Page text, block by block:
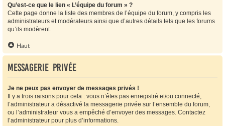
Qu’est-ce que le lien « L’équipe du forum » ?
Cette page donne la liste des membres de l’équipe du forum, y compris les
administrateurs et modérateurs ainsi que d’autres détails tels que les forums
qu’ils modèrent.
Haut
Messagerie privée
Je ne peux pas envoyer de messages privés !
Il y a trois raisons pour cela : vous n’êtes pas enregistré et/ou connecté,
l’administrateur a désactivé la messagerie privée sur l’ensemble du forum,
ou l’administrateur vous a empêché d’envoyer des messages. Contactez
l’administrateur pour plus d’informations.